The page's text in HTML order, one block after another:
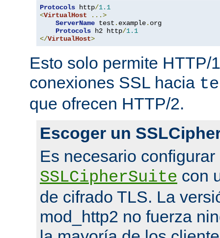
Protocols http/1.1
<VirtualHost
...>
ServerName test . example. org
Protocols h2 http/1.1
</VirtualHost>
Esto solo permite HTTP/
conexiones SSL hacia
que ofrecen HTTP/2.
Escoger un
Es necesario configurar
SSLCipherSuite con
de cifrado TLS. La
mod_http2 no fuerza